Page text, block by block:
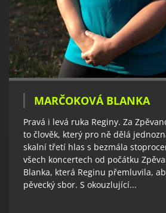
MARČOKOVÁ BLANKA
Pravá i levá ruka Reginy. Za
to člověk, který pro ně dělá
skalní třetí hlas s bezmála
všech koncertech od počátku
Blanka, která Reginu přemluvila,
pěvecký sbor. S okouzlující...